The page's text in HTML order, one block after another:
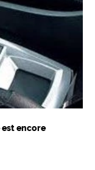
encore